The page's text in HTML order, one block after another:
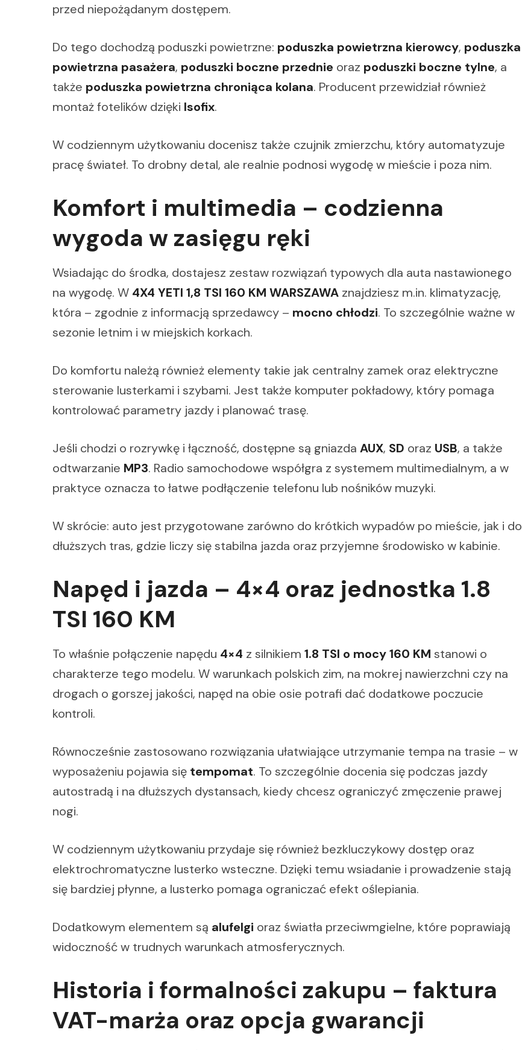
przed niepożądanym dostępem.
Do tego dochodzą poduszki powietrzne: poduszka powietrzna kierowcy, poduszka
powietrzna pasażera, poduszki boczne przednie oraz poduszki boczne tylne, a
także poduszka powietrzna chroniąca kolana. Producent przewidział również
montaż fotelików dzięki Isofix.
W codziennym użytkowaniu docenisz także czujnik zmierzchu, który automatyzuje
pracę świateł. To drobny detal, ale realnie podnosi wygodę w mieście i poza nim.
Komfort i multimedia – codzienna
wygoda w zasięgu ręki
Wsiadając do środka, dostajesz zestaw rozwiązań typowych dla auta nastawionego
na wygodę. W 4X4 YETI 1,8 TSI 160 KM WARSZAWA znajdziesz m.in. klimatyzację,
która – zgodnie z informacją sprzedawcy – mocno chłodzi. To szczególnie ważne w
sezonie letnim i w miejskich korkach.
Do komfortu należą również elementy takie jak centralny zamek oraz elektryczne
sterowanie lusterkami i szybami. Jest także komputer pokładowy, który pomaga
kontrolować parametry jazdy i planować trasę.
Jeśli chodzi o rozrywkę i łączność, dostępne są gniazda AUX, SD oraz USB, a także
odtwarzanie MP3. Radio samochodowe współgra z systemem multimedialnym, a w
praktyce oznacza to łatwe podłączenie telefonu lub nośników muzyki.
W skrócie: auto jest przygotowane zarówno do krótkich wypadów po mieście, jak i do
dłuższych tras, gdzie liczy się stabilna jazda oraz przyjemne środowisko w kabinie.
Napęd i jazda – 4×4 oraz jednostka 1.8
TSI 160 KM
To właśnie połączenie napędu 4×4 z silnikiem 1.8 TSI o mocy 160 KM stanowi o
charakterze tego modelu. W warunkach polskich zim, na mokrej nawierzchni czy na
drogach o gorszej jakości, napęd na obie osie potrafi dać dodatkowe poczucie
kontroli.
Równocześnie zastosowano rozwiązania ułatwiające utrzymanie tempa na trasie – w
wyposażeniu pojawia się tempomat. To szczególnie docenia się podczas jazdy
autostradą i na dłuższych dystansach, kiedy chcesz ograniczyć zmęczenie prawej
nogi.
W codziennym użytkowaniu przydaje się również bezkluczykowy dostęp oraz
elektrochromatyczne lusterko wsteczne. Dzięki temu wsiadanie i prowadzenie stają
się bardziej płynne, a lusterko pomaga ograniczać efekt oślepiania.
Dodatkowym elementem są alufelgi oraz światła przeciwmgielne, które poprawiają
widoczność w trudnych warunkach atmosferycznych.
Historia i formalności zakupu – faktura
VAT-marża oraz opcja gwarancji